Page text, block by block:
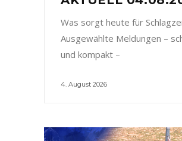
Was sorgt heute für
Ausgewählte Meldungen –
und kompakt –
4. August 2026